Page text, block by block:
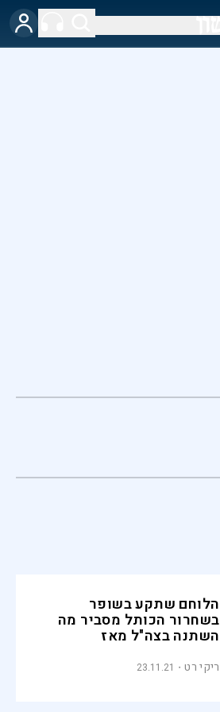
הלוחם שתקע בשופר
בשחרור הכותל מסביר מה
השתנה בצה"ל מאז
ריקי רט 23.11.21